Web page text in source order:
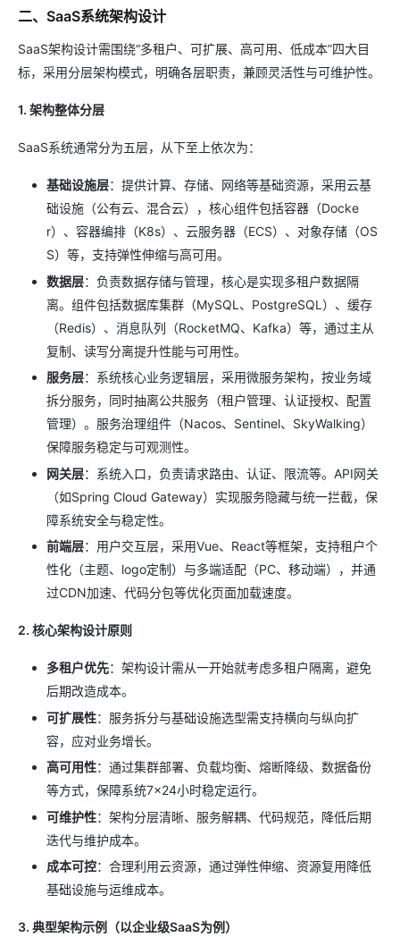
二、SaaS系统架构设计
SaaS架构设计需围绕“多租户、可扩展、高可用、低成本”四大目
标，采用分层架构模式，明确各层职责，兼顾灵活性与可维护性。
1. 架构整体分层
SaaS系统通常分为五层，从下至上依次为：
基础设施层：提供计算、存储、网络等基础资源，采用云基
础设施（公有云、混合云），核心组件包括容器（Docke
r）、容器编排（K8s）、云服务器（ECS）、对象存储（OS
S）等，支持弹性伸缩与高可用。
数据层：负责数据存储与管理，核心是实现多租户数据隔
离。组件包括数据库集群（MySQL、PostgreSQL）、缓存
（Redis）、消息队列（RocketMQ、Kafka）等，通过主从
复制、读写分离提升性能与可用性。
服务层：系统核心业务逻辑层，采用微服务架构，按业务域
拆分服务，同时抽离公共服务（租户管理、认证授权、配置
管理）。服务治理组件（Nacos、Sentinel、SkyWalking）
保障服务稳定与可观测性。
网关层：系统入口，负责请求路由、认证、限流等。API网关
（如Spring Cloud Gateway）实现服务隐藏与统一拦截，保
障系统安全与稳定性。
前端层：用户交互层，采用Vue、React等框架，支持租户个
性化（主题、logo定制）与多端适配（PC、移动端），并通
过CDN加速、代码分包等优化页面加载速度。
2. 核心架构设计原则
多租户优先：架构设计需从一开始就考虑多租户隔离，避免
后期改造成本。
可扩展性：服务拆分与基础设施选型需支持横向与纵向扩
容，应对业务增长。
高可用性：通过集群部署、负载均衡、熔断降级、数据备份
等方式，保障系统7×24小时稳定运行。
可维护性：架构分层清晰、服务解耦、代码规范，降低后期
迭代与维护成本。
成本可控：合理利用云资源，通过弹性伸缩、资源复用降低
基础设施与运维成本。
3. 典型架构示例（以企业级SaaS为例）